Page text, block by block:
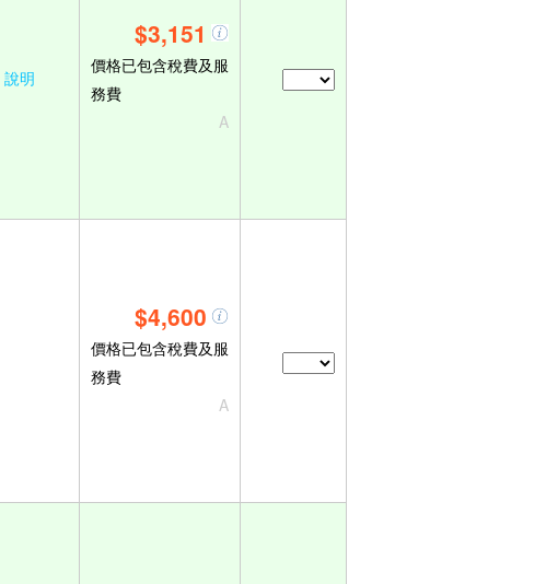
說明
$3,151
價格已包含稅費及服
務費
A
$4,600
價格已包含稅費及服
務費
A